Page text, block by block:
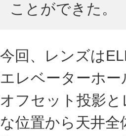
ことができた。
今回、レンズは
エレベーターホ
オフセット投影
な位置から天井